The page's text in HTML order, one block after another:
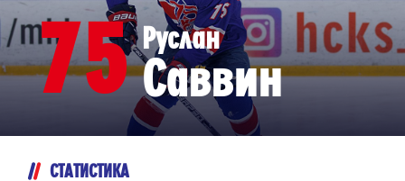
75 Руслан
Саввин
СТАТИСТИКА